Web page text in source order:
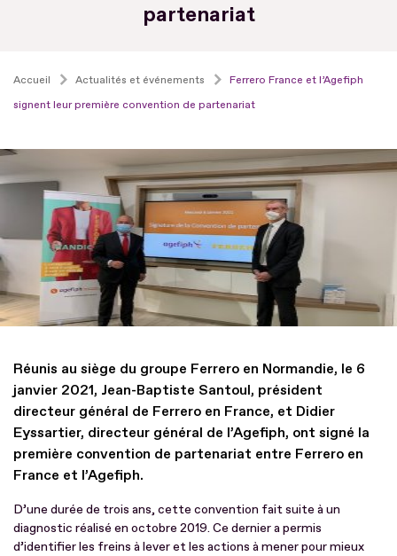
partenariat
Accueil Actualités et événements
Ferrero France et l’Agefiph
signent leur première convention de partenariat
Réunis au siège du groupe Ferrero en Normandie, le 6
janvier 2021, Jean-Baptiste Santoul, président
directeur général de Ferrero en France, et Didier
Eyssartier, directeur général de l’Agefiph, ont signé la
première convention de partenariat entre Ferrero en
France et l’Agefiph.
D’une durée de trois ans, cette convention fait suite à un
diagnostic réalisé en octobre 2019. Ce dernier a permis
d’identifier les freins à lever et les actions à mener pour mieux